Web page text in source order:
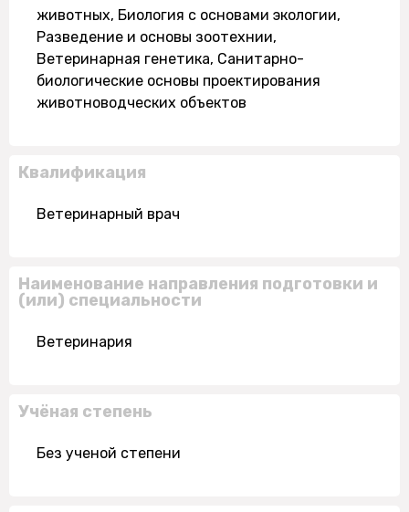
животных, Биология с основами экологии,
Разведение и основы зоотехнии,
Ветеринарная генетика, Санитарно-
биологические основы проектирования
животноводческих объектов
Квалификация
Ветеринарный врач
Наименование направления подготовки и
(или) специальности
Ветеринария
Учёная степень
Без ученой степени